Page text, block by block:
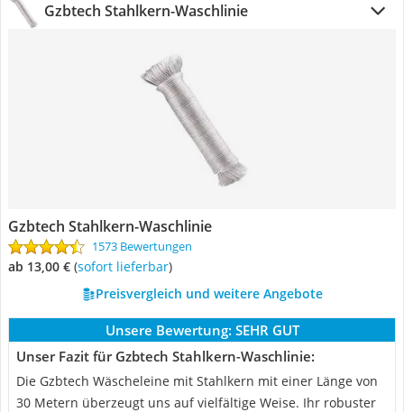
Gzbtech Stahlkern-Waschlinie
Gzbtech Stahlkern-Waschlinie
1573 Bewertungen
ab 13,00 € ( Sofort lieferbar)
Preisvergleich und weitere Angebote
Unsere Bewertung: SEHR GUT
Unser Fazit für Gzbtech Stahlkern-Waschlinie:
Die Gzbtech Wäscheleine mit Stahlkern mit einer Länge von
30 Metern überzeugt uns auf vielfältige Weise. Ihr robuster